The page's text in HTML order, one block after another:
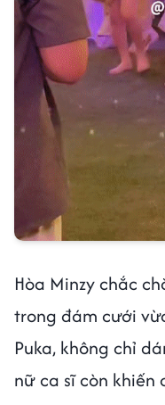
Hòa Minzy chắc
trong đám cưới
Puka, không chỉ
nữ ca sĩ còn